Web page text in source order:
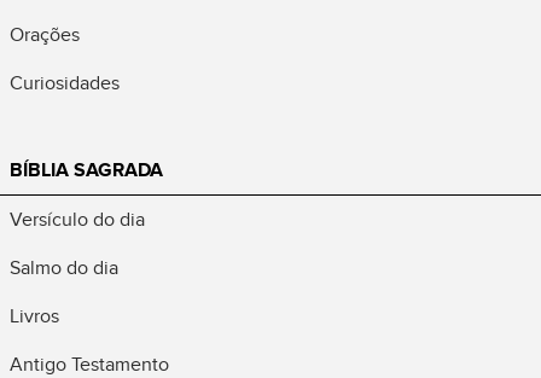
Orações
Curiosidades
BÍBLIA SAGRADA
Versículo do dia
Salmo do dia
Livros
Antigo Testamento